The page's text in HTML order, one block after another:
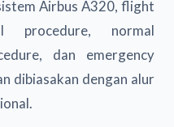
Airbus A320, flight
procedure, normal
dan emergency
dibiasakan dengan alur